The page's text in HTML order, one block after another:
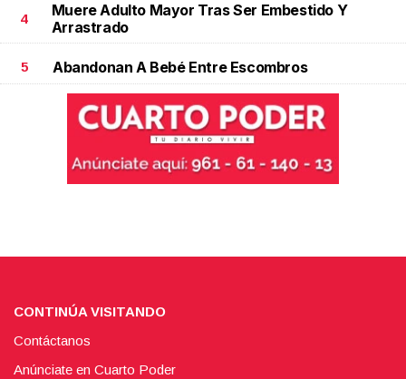
4
Muere Adulto Mayor Tras Ser Embestido Y
Arrastrado
5 Abandonan A Bebé Entre Escombros
CONTINÚA VISITANDO
Contáctanos
Anúnciate en Cuarto Poder